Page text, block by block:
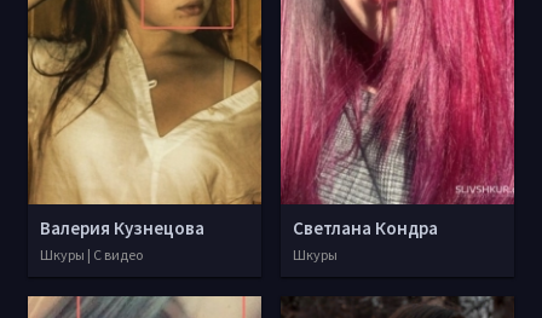
Валерия Кузнецова
Шкуры | С видео
Светлана Кондра
Шкуры